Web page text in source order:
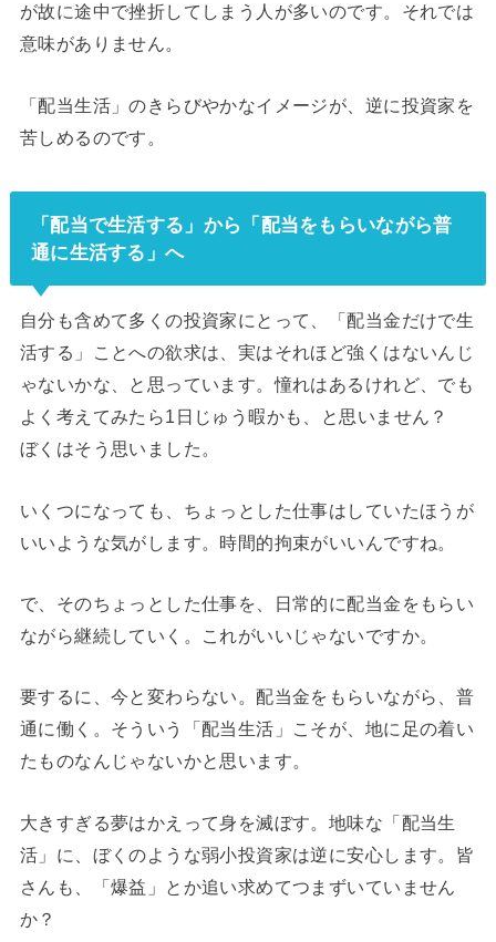
が故に途中で挫折してしまう人が多いのです。それでは
意味がありません。
「配当生活」のきらびやかなイメージが、逆に投資家を
苦しめるのです。
「配当で生活する」から「配当をもらいながら普
通に生活する」へ
自分も含めて多くの投資家にとって、「配当金だけで生
活する」ことへの欲求は、実はそれほど強くはないんじ
ゃないかな、と思っています。憧れはあるけれど、でも
よく考えてみたら1日じゅう暇かも、と思いません？
ぼくはそう思いました。
いくつになっても、ちょっとした仕事はしていたほうが
いいような気がします。時間的拘束がいいんですね。
で、そのちょっとした仕事を、日常的に配当金をもらい
ながら継続していく。これがいいじゃないですか。
要するに、今と変わらない。配当金をもらいながら、普
通に働く。そういう「配当生活」こそが、地に足の着い
たものなんじゃないかと思います。
大きすぎる夢はかえって身を滅ぼす。地味な「配当生
活」に、ぼくのような弱小投資家は逆に安心します。皆
さんも、「爆益」とか追い求めてつまずいていません
か？